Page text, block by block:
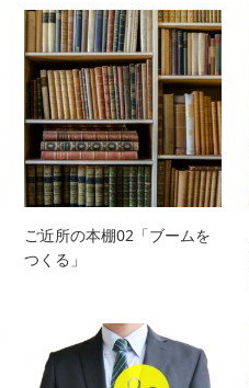
ご近所の本棚02「ブームを
つくる」